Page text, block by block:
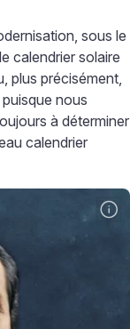
sous le
calendrier solaire
plus précisément,
nous
à déterminer
calendrier